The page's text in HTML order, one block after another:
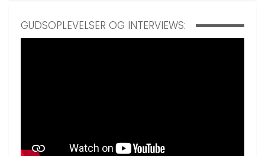
GUDSOPLEVELSER OG INTERVIEWS: